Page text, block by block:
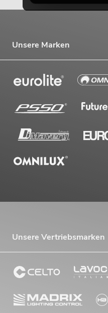
Unsere Marken
Unsere Vertriebsmarken